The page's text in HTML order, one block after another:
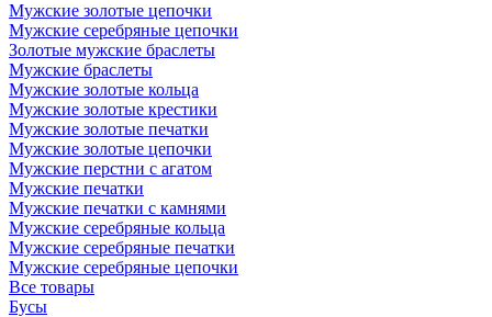
Мужские золотые цепочки
Мужские серебряные цепочки
Золотые мужские браслеты
Мужские браслеты
Мужские золотые кольца
Мужские золотые крестики
Мужские золотые печатки
Мужские золотые цепочки
Мужские перстни с агатом
Мужские печатки
Мужские печатки с камнями
Мужские серебряные кольца
Мужские серебряные печатки
Мужские серебряные цепочки
Все товары
Бусы